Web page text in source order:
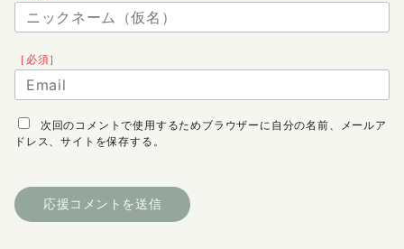
［必須］
次回のコメントで使用するためブラウザーに自分の名前、メールア
ドレス、サイトを保存する。